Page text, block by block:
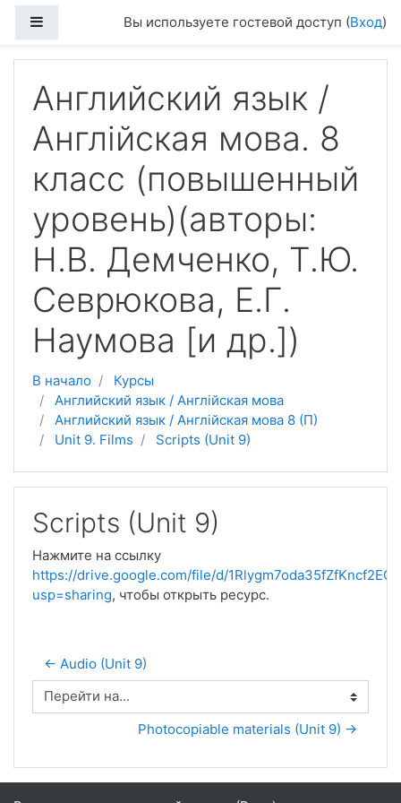
Боковая панельВы используете гостевой доступ (Вход)
Английский язык /
Англійская мова. 8
класс (повышенный
уровень)(авторы:
Н.В. Демченко, Т.Ю.
Севрюкова, Е.Г.
Наумова [и др.])
В начало
Курсы
Английский язык / Англійская мова
Английский язык / Англійская мова 8 (П)
Unit 9. Films
Scripts (Unit 9)
Scripts (Unit 9)
Нажмите на ссылку
https://drive.google.com/file/d/
usp=sharing, чтобы открыть ресурс.
← Audio (Unit 9)
Перейти на...
Photocopiable materials (Unit 9) →